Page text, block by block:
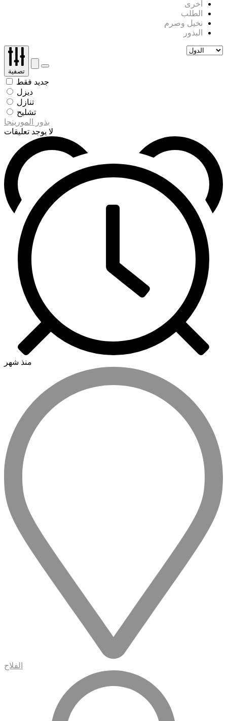
أخرى
الطلب
نخيل وصرم
البذور
تصفية
جديد فقط
ديزل
تنازل
تشليح
بذور المورينجا
لا يوجد تعليقات
منذ شهر
الفلاح